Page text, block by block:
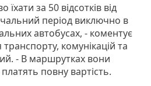
за 50 відсотків від
період виключно в
автобусах, - коментує
комунікацій та
- В маршрутках вони
повну вартість.